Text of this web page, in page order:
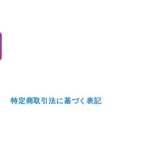
特定商取引法に基づく表記